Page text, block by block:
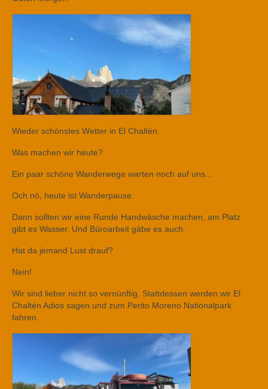
Wieder schönstes Wetter in El Chaltén.
Was machen wir heute?
Ein paar schöne Wanderwege warten noch auf uns…
Och nö, heute ist Wanderpause.
Dann sollten wir eine Runde Handwäsche machen, am Platz
gibt es Wasser. Und Büroarbeit gäbe es auch.
Hat da jemand Lust drauf?
Nein!
Wir sind lieber nicht so vernünftig. Stattdessen werden wir El
Chaltén Adios sagen und zum Perito Moreno Nationalpark
fahren.